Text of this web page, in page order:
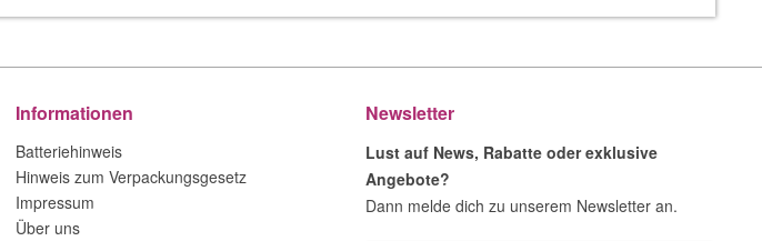
Informationen
Batteriehinweis
Hinweis zum Verpackungsgesetz
Impressum
Über uns
Newsletter
Lust auf News, Rabatte oder exklusive
Angebote?
Dann melde dich zu unserem Newsletter an.